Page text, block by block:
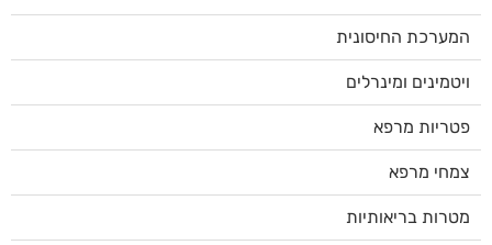
המערכת החיסונית
ויטמינים ומינרלים
פטריות מרפא
צמחי מרפא
מטרות בריאותיות